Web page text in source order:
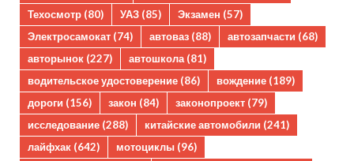
Техосмотр (80) УАЗ (85) Экзамен (57)
Электросамокат (74) автоваз (88) автозапчасти (68)
авторынок (227) автошкола(81)
водительское удостоверение (86) вождение (189)
дороги (156) закон (84) законопроект (79)
исследование (288) китайские автомобили (241)
лайфхак (642) мотоциклы (96)